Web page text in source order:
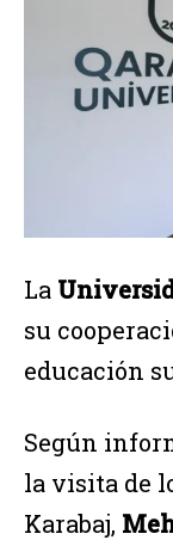
La
su
educación
Según
la visita de
Karabaj,